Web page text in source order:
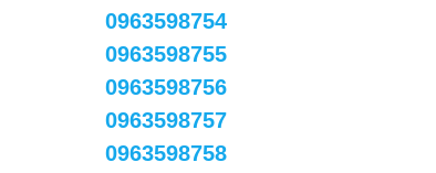
0963598754
0963598755
0963598756
0963598757
0963598758